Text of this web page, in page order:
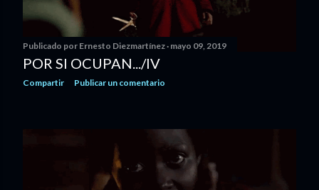
Publicado por Ernesto Diezmartínez mayo 09, 2019
POR SI OCUPAN.../IV
Compartir Publicar un comentario